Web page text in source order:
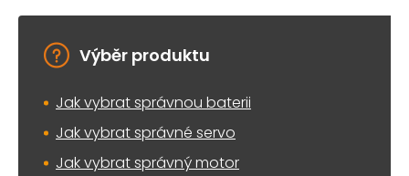
Výběr produktu
Jak vybrat správnou baterii
Jak vybrat správné servo
Jak vybrat správný motor